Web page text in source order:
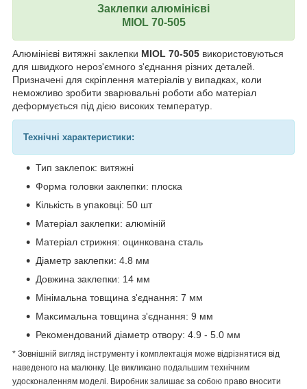
Заклепки алюмінієві
MIOL 70-505
Алюмінієві витяжні заклепки MIOL 70-505 використовуються
для швидкого нероз'ємного з'єднання різних деталей.
Призначені для скріплення матеріалів у випадках, коли
неможливо зробити зварювальні роботи або матеріал
деформується під дією високих температур.
Технічні характеристики:
Тип заклепок: витяжні
Форма головки заклепки: плоска
Кількість в упаковці: 50 шт
Матеріал заклепки: алюміній
Матеріал стрижня: оцинкована сталь
Діаметр заклепки: 4.8 мм
Довжина заклепки: 14 мм
Мінімальна товщина з'єднання: 7 мм
Максимальна товщина з'єднання: 9 мм
Рекомендований діаметр отвору: 4.9 - 5.0 мм
* Зовнішній вигляд інструменту і комплектація може відрізнятися від
наведеного на малюнку. Це викликано подальшим технічним
удосконаленням моделі. Виробник залишає за собою право вносити